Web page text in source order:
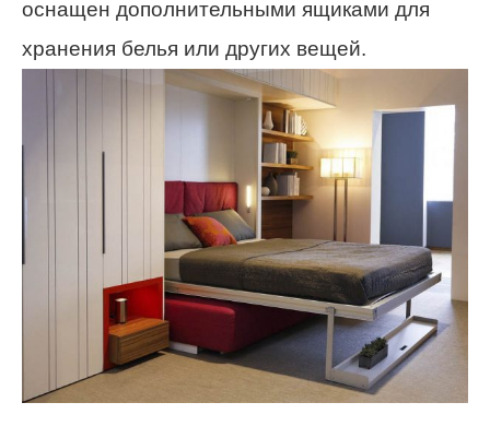
оснащен дополнительными ящиками для
хранения белья или других вещей.